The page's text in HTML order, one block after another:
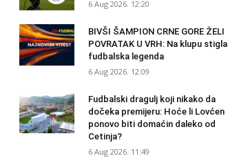
6 Aug 2026. 12:20
BIVŠI ŠAMPION CRNE GORE ŽELI
POVRATAK U VRH: Na klupu stigla
fudbalska legenda
6 Aug 2026. 12:09
Fudbalski dragulj koji nikako da
dočeka premijeru: Hoće li Lovćen
ponovo biti domaćin daleko od
Cetinja?
6 Aug 2026. 11:49